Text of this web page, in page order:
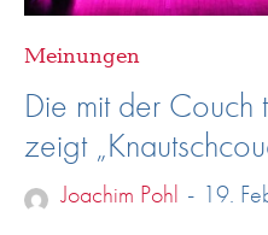
Meinungen
Die mit der Couch
zeigt
Joachim Pohl - 19.